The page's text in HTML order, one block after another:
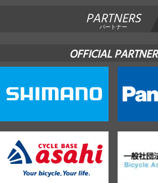
PARTNERS
パートナー
OFFICIAL PARTNER